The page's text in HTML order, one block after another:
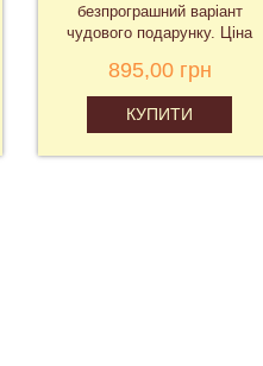
безпрограшний варіант
чудового подарунку. Ціна
895,00 грн
КУПИТИ